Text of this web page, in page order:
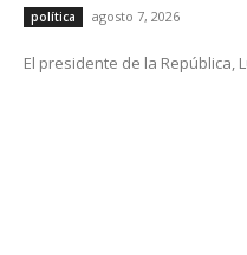
política agosto 7, 2026
El presidente de la República,